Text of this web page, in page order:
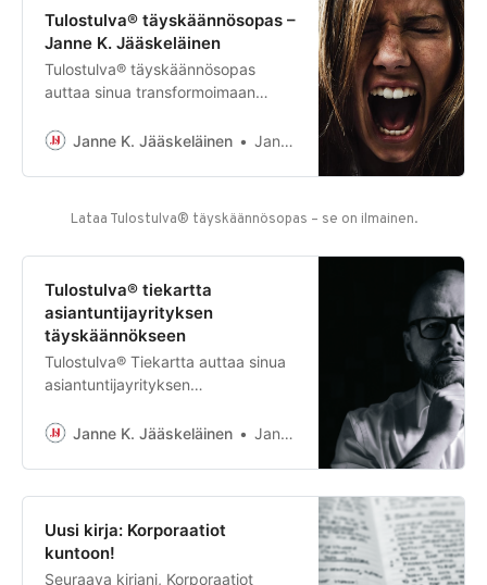
sinulla oli? Yritys oli ajautunut
hallinnolliseen ja taloudelliseen
kriisiin. Yritystä oli viety eteenpäin
kasvu edellä kassanhallinnan
Tulostulva® täyskäännösopas –
Janne K. Jääskeläinen
Tulostulva® täyskäännösopas
auttaa sinua transformoimaan
Lataa omasi pian!
Janne K. Jääskeläinen Janne K. Jääskeläinen
Lataa Tulostulva® täyskäännösopas – se on ilmainen.
Tulostulva® tiekartta
asiantuntijayrityksen
täyskäännökseen
Tulostulva® Tiekartta auttaa sinua
asiantuntijayrityksen
kehittämishaasteiden valinnassa.
Janne K. Jääskeläinen Janne K. Jääskeläinen
Uusi kirja: Korporaatiot
kuntoon!
Seuraava kirjani, Korporaatiot